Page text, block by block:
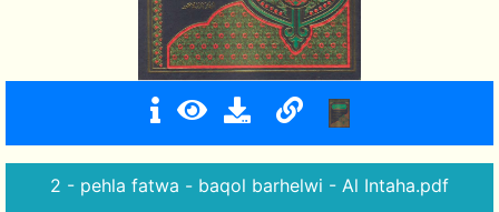
2 - pehla fatwa - baqol barhelwi - Al Intaha.pdf